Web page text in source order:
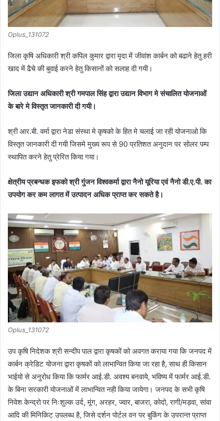
Oplus_131072
जिला कृषि अधिकारी श्री कपिल कुमार द्वारा मृदा में जीवांश कार्बन को बढाने हेतु हरी
खाद में ढैचे की बुवाई करने हेतु किसानों को सलाह दी गयी।
जिला उद्यान अधिकारी श्री गमपाल सिंह द्वारा उद्यान विभाग मे संचालित योजनाओं
के बारे मे विस्तृत जानकारी दी गयी।
श्री आर.बी. वर्मा द्वारा नेडा संस्था मे कृषको के हित मे चलाई जा रही योजनाओ कि
विस्तृत जानकारी दी गयी जिसमे मुख्य रूप से 90 प्रतिशत अनुदान पर सोलर पम्प
स्थापित करने हेतु प्रेरित किया गया।
क्षेत्रीय प्रबन्धक इफको श्री गुंजन विश्वकर्मा द्वारा नैनो यूरिया एवं नैनो डी.ए.पी. का
उपयोग कर कम लागत में उत्पादन अधिक प्राप्त कर सकते है।
Oplus_131072
उप कृषि निदेशक श्री सन्दीप पाल द्वारा कृषकों को अवगत कराया गया कि जनपद में
कार्बन क्रेडिट योजना द्वारा कृषकों को लाभान्वित किया जा रहा है, साथ ही किसान
भाईयो से अनुरोध किया कि फार्मर आई.डी. अवश्य बनवाये, भविष्य में फार्मर आई.डी.
के बिना सरकारी योजनाओं में लाभान्वित नही किया जायेगा। जनपद के सभी कृषि
निवेश केन्द्रो पर निःशुल्क उर्द, मूंग, अरहर, ज्वार, बाजरा, कोदो, रागी/मड़वा, सांवा
आदि की मिनिकिट उपलब्ध है, जिसे दर्शन पोर्टल वन पर बुकिंग के उपरान्त प्राप्त